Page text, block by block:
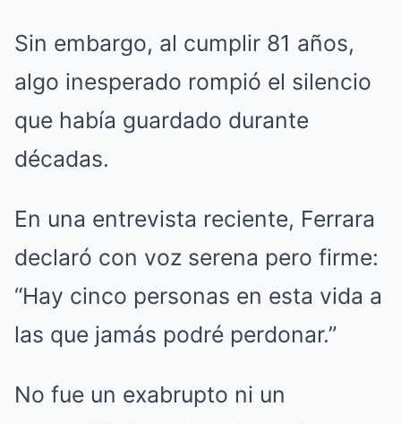
Sin embargo, al cumplir 81 años,
algo inesperado rompió el silencio
que había guardado durante
décadas.
En una entrevista reciente, Ferrara
declaró con voz serena pero firme:
“Hay cinco personas en esta vida a
las que jamás podré perdonar.”
No fue un exabrupto ni un